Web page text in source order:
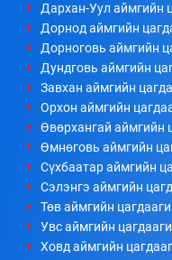
Дархан-Уул аймгийн
Дорнод аймгийн
Дорноговь аймгийн
Дундговь аймгийн
Завхан аймгийн
Орхон аймгийн
Өвөрхангай аймгийн
Өмнөговь аймгийн
Сүхбаатар аймгийн
Сэлэнгэ аймгийн
Төв аймгийн
Увс аймгийн
Ховд аймгийн